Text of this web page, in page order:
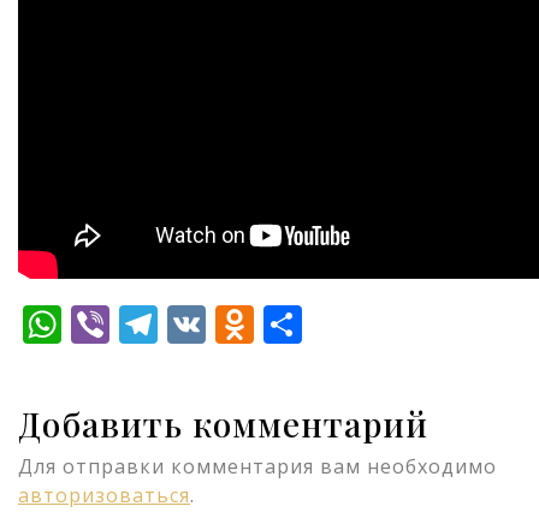
WhatsApp
ViberTelegram
VKOdnoklassniki
Добавить комментарий
Для отправки комментария вам необходимо
авторизоваться.